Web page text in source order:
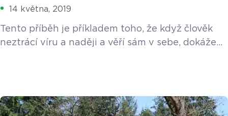
14 května, 2019
Tento příběh je příkladem toho, že když člověk
neztrácí víru a naději a věří sám v sebe, dokáže
a jako malá snila o tom, že se stane herečkou.
Bála se však, že neuspěje u talentových zkoušek